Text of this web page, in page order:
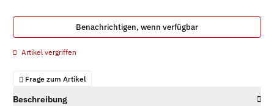
Benachrichtigen, wenn verfügbar
Artikel vergriffen
Frage zum Artikel
Beschreibung